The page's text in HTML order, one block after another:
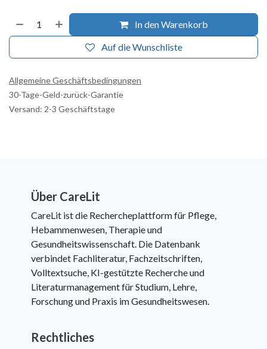
In den Warenkorb
Auf die Wunschliste
Allgemeine Geschäftsbedingungen
30-Tage-Geld-zurück-Garantie
Versand: 2-3 Geschäftstage
Über CareLit
CareLit ist die Rechercheplattform für Pflege,
Hebammenwesen, Therapie und
Gesundheitswissenschaft. Die Datenbank
verbindet Fachliteratur, Fachzeitschriften,
Volltextsuche, KI-gestützte Recherche und
Literaturmanagement für Studium, Lehre,
Forschung und Praxis im Gesundheitswesen.
Rechtliches